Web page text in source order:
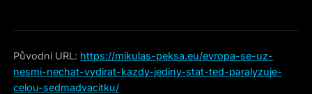
Původní URL: https://mikulas-peksa.eu/evropa-se-uz-
nesmi-nechat-vydirat-kazdy-jediny-stat-ted-paralyzuje-
celou-sedmadvacitku/